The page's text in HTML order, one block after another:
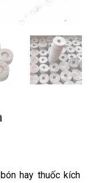
hay thuốc kích